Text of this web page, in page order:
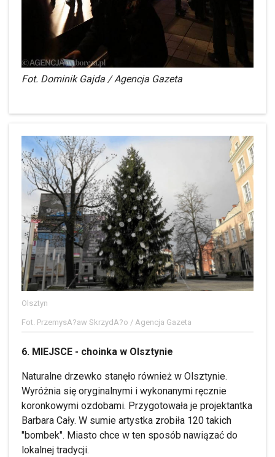
Fot. Dominik Gajda / Agencja Gazeta
Olsztyn
Fot. PrzemysA?aw SkrzydA?o / Agencja Gazeta
6. MIEJSCE - choinka w Olsztynie
Naturalne drzewko stanęło również w Olsztynie.
Wyróżnia się oryginalnymi i wykonanymi ręcznie
koronkowymi ozdobami. Przygotowała je projektantka
Barbara Cały. W sumie artystka zrobiła 120 takich
"bombek". Miasto chce w ten sposób nawiązać do
lokalnej tradycji.